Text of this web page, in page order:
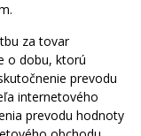
za tovar
o dobu, ktorú
prevodu
internetového
prevodu hodnoty